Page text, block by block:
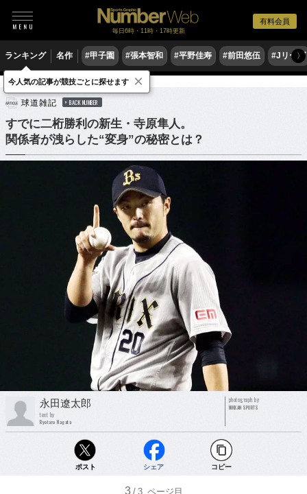
有料会員
毎日6時・11時・17時更新
ランキング 名作 #甲子園 #張本智和 #平野佳寿 #前田悠伍 #Jリーグ
〉
野球 プロ野球
球道雑記 BACK NUMBER
すでに二桁勝利の新生・寺原隼人。
関係者が洩らした“変身”の秘密とは？
永田遼太郎
text by
Ryotaro Nagata
photograph by
NIKKAN SPORTS
ポスト シェア コピー
3 /3 ページ目
今人気の記事が競技ごとに探せます ×